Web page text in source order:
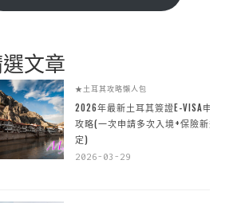
文章
★土耳其攻略懶人包
2026年最新土耳其簽證E-VISA申請
攻略(一次申請多次入境+保險新規
定)
2026-03-29